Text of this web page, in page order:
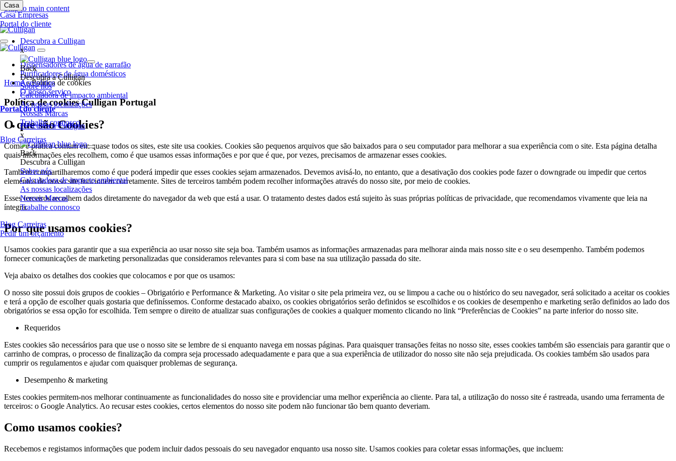
Skip to main content
Casa
CasaEmpresas
Portal do cliente
Descubra a Culligan
x
Back
Descubra a Culligan
Sobre nós
Calculadora de impacto ambiental
As nossas localizações
Nossas Marcas
Trabalhe connosco
Blog Carreiras
Dispensadores de água de garrafão
Purificadores de água domésticos
Acessórios
O nosso serviço
Portal do cliente
Descubra a Culligan
x
Back
Descubra a Culligan
Sobre nós
Calculadora de impacto ambiental
As nossas localizações
Nossas Marcas
Trabalhe connosco
Blog Carreiras
Pedir um orçamento
Home»Política de cookies
Política de cookies Culligan Portugal
O que são Cookies?
Como é prática comum em quase todos os sites, este site usa cookies. Cookies são pequenos arquivos que são baixados para o seu computador para melhorar a sua experiência com o site. Esta página detalha
quais informações eles recolhem, como é que usamos essas informações e por que é que, por vezes, precisamos de armazenar esses cookies.
Também compartilharemos como é que poderá impedir que esses cookies sejam armazenados. Devemos avisá-lo, no entanto, que a desativação dos cookies pode fazer o downgrade ou impedir que certos
elementos do nosso site funcionem corretamente. Sites de terceiros também podem recolher informações através do nosso site, por meio de cookies.
Esses terceiros recolhem dados diretamente do navegador da web que está a usar. O tratamento destes dados está sujeito às suas próprias políticas de privacidade, que recomendamos vivamente que leia na
íntegra.
Por que usamos cookies?
Usamos cookies para garantir que a sua experiência ao usar nosso site seja boa. Também usamos as informações armazenadas para melhorar ainda mais nosso site e o seu desempenho. Também podemos
fornecer comunicações de marketing personalizadas que consideramos relevantes para si com base na sua utilização passada do site.
Veja abaixo os detalhes dos cookies que colocamos e por que os usamos:
O nosso site possui dois grupos de cookies – Obrigatório e Performance & Marketing. Ao visitar o site pela primeira vez, ou se limpou a cache ou o histórico do seu navegador, será solicitado a aceitar os cookies
e terá a opção de escolher quais gostaria que definíssemos. Conforme destacado abaixo, os cookies obrigatórios serão definidos se escolhidos e os cookies de desempenho e marketing serão definidos ao lado dos
obrigatórios se essa opção for escolhida. Tem sempre o direito de atualizar suas configurações de cookies a qualquer momento clicando no link “Preferências de Cookies” na parte inferior do nosso site.
Requeridos
Estes cookies são necessários para que use o nosso site se lembre de si enquanto navega em nossas páginas. Para quaisquer transações feitas no nosso site, esses cookies também são essenciais para garantir que o
carrinho de compras, o processo de finalização da compra seja processado adequadamente e para que a sua experiência de utilizador do nosso site não seja prejudicada. Os cookies também são usados ​​para
cumprir os regulamentos e ajudar com quaisquer problemas de segurança.
Desempenho & marketing
Estes cookies permitem-nos melhorar continuamente as funcionalidades do nosso site e providenciar uma melhor experiência ao cliente. Para tal, a utilização do nosso site é rastreada, usando uma ferramenta de
terceiros: o Google Analytics. Ao recusar estes cookies, certos elementos do nosso site podem não funcionar tão bem quanto deveriam.
Como usamos cookies?
Recebemos e registamos informações que podem incluir dados pessoais do seu navegador enquanto usa nosso site. Usamos cookies para coletar essas informações, que incluem: